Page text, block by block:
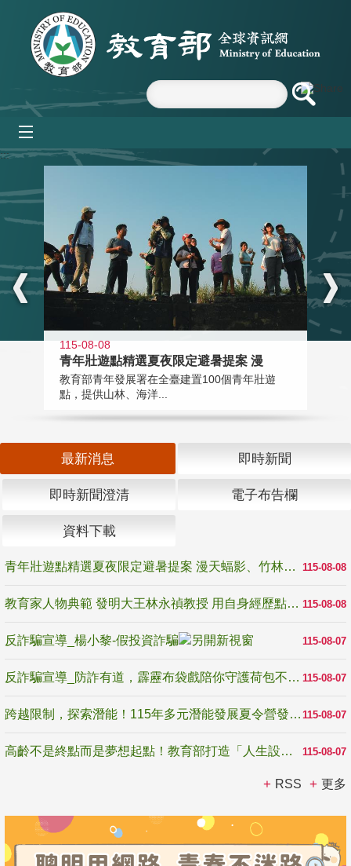
跳到主要內容區塊
:::
115-08-08
青年壯遊點精選夏夜限定避暑提案 漫
教育部青年發展署在全臺建置100個青年壯遊
點，提供山林、海洋...
最新消息 即時新聞
即時新聞澄清 電子布告欄
資料下載
115-08-08
青年壯遊點精選夏夜限定避暑提案 漫天蝠影、竹林尋蛙、茶香夜觀 邀青年暮色出發
115-08-08
教育家人物典範 發明大王林永禎教授 用自身經歷點亮學生的路
115-08-07
反詐騙宣導_楊小黎-假投資詐騙
115-08-07
反詐騙宣導_防詐有道，霹靂布袋戲陪你守護荷包不受騙
115-08-07
跨越限制，探索潛能！115年多元潛能發展夏令營發掘生命無限可能
115-08-07
高齡不是終點而是夢想起點！教育部打造「人生設計夢工場」 參展第3屆高齡健康產業博覽會
RSS 更多